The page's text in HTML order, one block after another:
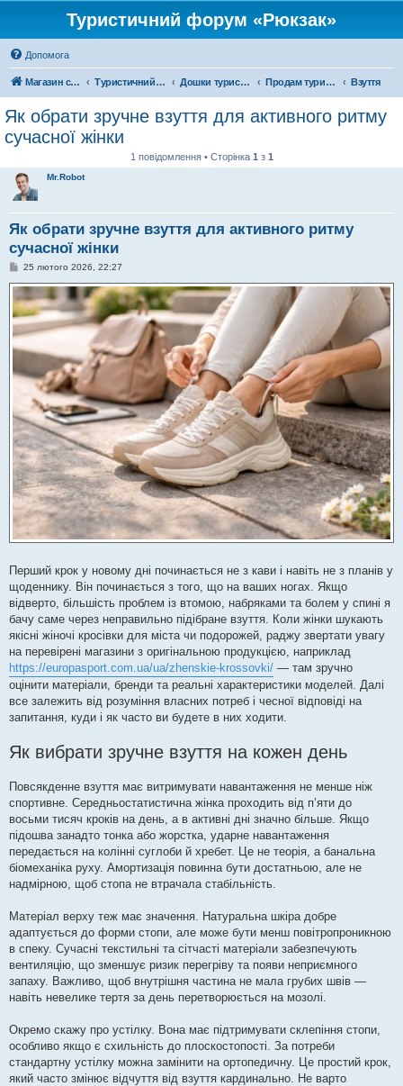
Туристичний форум «Рюкзак»
Допомога
Магазин спорядження Туристичний форум «Рюкзак» Дошки туристичних оголошень Продам туристичне спорядження Взуття
Як обрати зручне взуття для активного ритму
сучасної жінки
1 повідомлення • Сторінка 1 з 1
Mr.Robot
Як обрати зручне взуття для активного ритму
сучасної жінки
П
в
і
д
о
м
е
н
25 лютого 2026, 22:27
Перший крок у новому дні починається не з кави і навіть не з планів у
щоденнику. Він починається з того, що на ваших ногах. Якщо
відверто, більшість проблем із втомою, набряками та болем у спині я
бачу саме через неправильно підібране взуття. Коли жінки шукають
якісні жіночі кросівки для міста чи подорожей, раджу звертати увагу
на перевірені магазини з оригінальною продукцією, наприклад
https://europasport.com.ua/ua/zhenskie-krossovki/ — там зручно
оцінити матеріали, бренди та реальні характеристики моделей. Далі
все залежить від розуміння власних потреб і чесної відповіді на
запитання, куди і як часто ви будете в них ходити.
Як вибрати зручне взуття на кожен день
Повсякденне взуття має витримувати навантаження не менше ніж
спортивне. Середньостатистична жінка проходить від п’яти до
восьми тисяч кроків на день, а в активні дні значно більше. Якщо
підошва занадто тонка або жорстка, ударне навантаження
передається на колінні суглоби й хребет. Це не теорія, а банальна
біомеханіка руху. Амортизація повинна бути достатньою, але не
надмірною, щоб стопа не втрачала стабільність.
Матеріал верху теж має значення. Натуральна шкіра добре
адаптується до форми стопи, але може бути менш повітропроникною
в спеку. Сучасні текстильні та сітчасті матеріали забезпечують
вентиляцію, що зменшує ризик перегріву та появи неприємного
запаху. Важливо, щоб внутрішня частина не мала грубих швів —
навіть невелике тертя за день перетворюється на мозолі.
Окремо скажу про устілку. Вона має підтримувати склепіння стопи,
особливо якщо є схильність до плоскостопості. За потреби
стандартну устілку можна замінити на ортопедичну. Це простий крок,
який часто змінює відчуття від взуття кардинально. Не варто